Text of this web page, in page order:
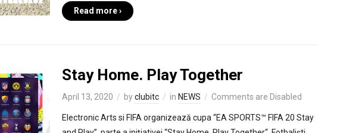
Read more ›
Stay Home. Play Together
April 13, 2020 byclubitc in NEWS Comments are Disabled
Electronic Arts si FIFA organizează cupa “EA SPORTS™ FIFA 20 Stay